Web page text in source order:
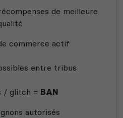
de meilleure
commerce actif
entre tribus
/ glitch = BAN
autorisés